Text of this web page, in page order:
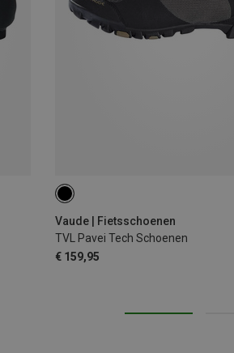
Vaude | Fietsschoenen
TVL Pavei Tech Schoenen
€ 159,95